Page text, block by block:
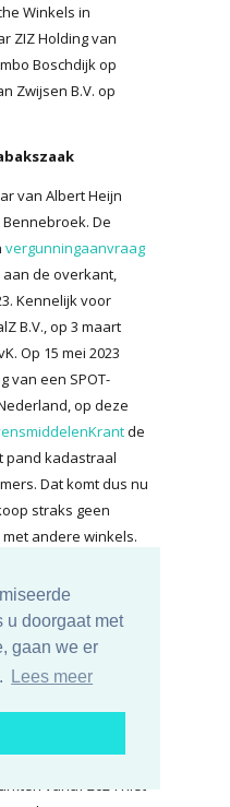
u doorgaat met
gaan we er
Lees meer
Winkels in
ZIZ Holding van
Boschdijk op
Zwijsen B.V. op
van Albert Heijn
De
vergunningaanvraag
de overkant,
Kennelijk voor
B.V., op 3 maart
Op 15 mei 2023
van een SPOT-
op deze
de
pand kadastraal
Dat komt dus nu
straks geen
andere winkels.
Ingrid Zwetsloot.
Concept,
Lekkerland.
formule “turn-key
wordt gezien als
wetgeving
vanaf 2024 niet